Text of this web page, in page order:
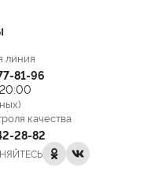
линия
81-96
качества
28-82